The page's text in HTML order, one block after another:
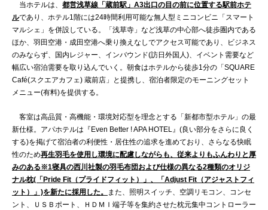
当ホテルは、 都営浅草線「蔵前駅」A3出口の目の前に位置する駅前ホテ
ルであり、ホテル1階には24時間利用可能な無人型ミニコンビニ「スマート
マルシェ」を併設している。「浅草寺」など浅草の中心部へ徒歩圏内である
ほか、羽田空港・成田空港へ乗り換えなしでアクセス可能であり、ビジネス
のみならず、国内レジャー、インバウンド(訪日外国人)、イベント需要など
幅広い宿泊需要を取り込んでいく。朝食はホテルから徒歩1分の「SQUARE
Café(スクエアカフェ) 蔵前店」と提携し、宿泊者限定のモーニングセット
メニュー(有料)を提供する。
客室は高品質・高機能・環境対応型を理念とする「新都市型ホテル」の最
新仕様。アパホテルは『Even Better ! APA HOTEL』(良い部分をさらに良く
する)を掲げて宿泊者の利便性・居住性の追求を進めており、さらなる快眠
性のため再生羽毛を使用し環境に配慮しながらも、従来よりもふんわりと厚
みのある※1寝具の西川社製の羽毛布団および仕様の異なる2種類のオリジ
ナル枕(「Pride Fit（プライドフィット）」、「Adjust Fit（アジャストフィ
ット）」)を新たに採用した。
また、照明スイッチ、空調リモコン、コンセ
ント、ＵＳＢポート、ＨＤＭＩ端子等を集約させた枕元集中コントローラー